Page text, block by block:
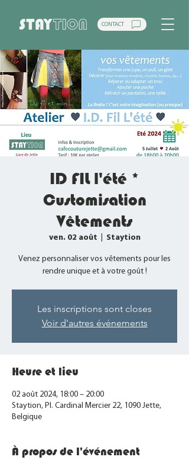
CONTACT
ID FIL l'été *
Customisation
Vêtements
ven. 02 août Staytion
Venez personnaliser vos vêtements pour les
rendre unique et à votre goût !
Les inscriptions sont closes
Voir d'autres événements
Heure et lieu
02 août 2024, 18:00 – 20:00
Staytion, Pl. Cardinal Mercier 22, 1090 Jette,
Belgique
À propos de l'événement